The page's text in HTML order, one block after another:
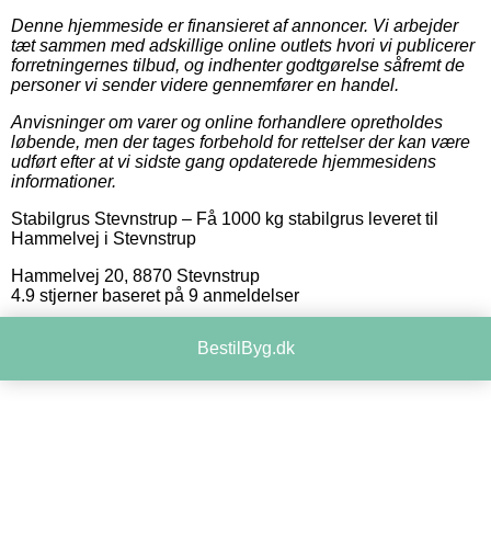
Denne hjemmeside er finansieret af annoncer. Vi arbejder
tæt sammen med adskillige online outlets hvori vi publicerer
forretningernes tilbud, og indhenter godtgørelse såfremt de
personer vi sender videre gennemfører en handel.
Anvisninger om varer og online forhandlere opretholdes
løbende, men der tages forbehold for rettelser der kan være
udført efter at vi sidste gang opdaterede hjemmesidens
informationer.
Stabilgrus Stevnstrup – Få 1000 kg stabilgrus leveret til
Hammelvej i Stevnstrup
Hammelvej 20, 8870 Stevnstrup
4.9 stjerner baseret på 9 anmeldelser
BestilByg.dk